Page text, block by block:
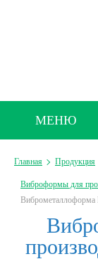
МЕНЮ
Главная Продукция
Виброформы для